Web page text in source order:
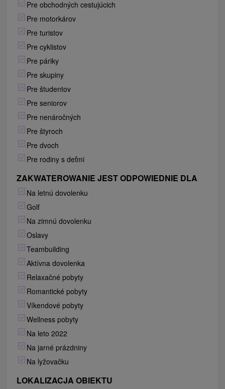
Pre obchodných cestujúcich
Pre motorkárov
Pre turistov
Pre cyklistov
Pre páriky
Pre skupiny
Pre študentov
Pre seniorov
Pre nenáročných
Pre štyroch
Pre dvoch
Pre rodiny s deťmi
ZAKWATEROWANIE JEST ODPOWIEDNIE DLA
Na letnú dovolenku
Golf
Na zimnú dovolenku
Oslavy
Teambuilding
Aktívna dovolenka
Relaxačné pobyty
Romantické pobyty
Víkendové pobyty
Wellness pobyty
Na leto 2022
Na jarné prázdniny
Na lyžovačku
LOKALIZACJA OBIEKTU